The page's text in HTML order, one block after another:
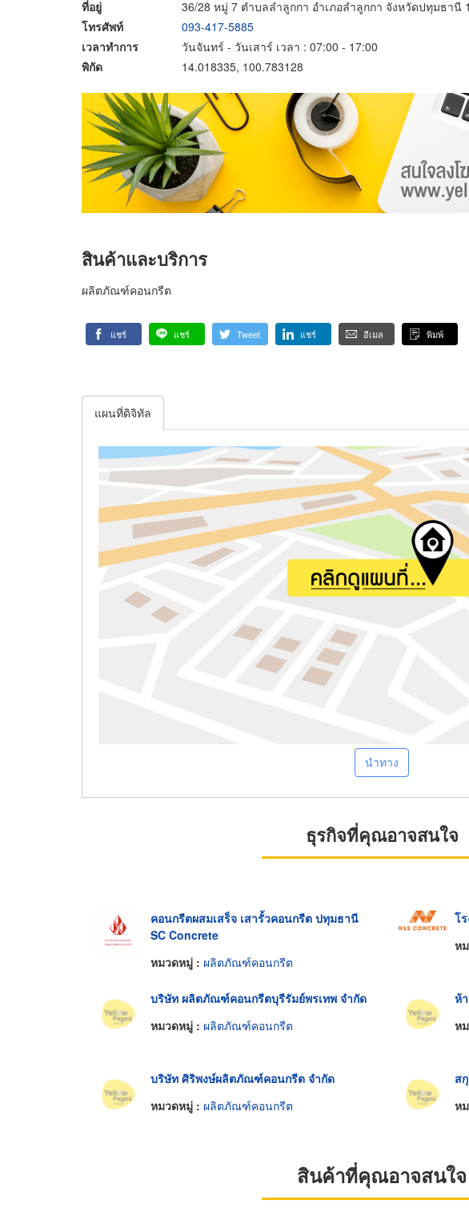
ที่อยู่
36/28 หมู่ 7 ตำบลลำลูกกา อำเภอลำลูกกา จังหวัดปทุมธานี
โทรศัพท์
093-417-5885
เวลาทำการ
วันจันทร์ - วันเสาร์ เวลา : 07:00 - 17:00
พิกัด
14.018335, 100.783128
สินค้าและบริการ
ผลิตภัณฑ์คอนกรีต
แชร์ แชร์ Tweet แชร์ อีเมล พิมพ์
แผนที่ดิจิทัล
นำทาง
ธุรกิจที่คุณอาจสนใจ
คอนกรีตผสมเสร็จ เสารั้วคอนกรีต ปทุมธานี
SC Concrete
หมวดหมู่ : ผลิตภัณฑ์คอนกรีต
โ
ห
บริษัท ผลิตภัณฑ์คอนกรีตบุรีรัมย์พรเทพ จำกัด
หมวดหมู่ : ผลิตภัณฑ์คอนกรีต
ห้
ห
บริษัท ศิริพงษ์ผลิตภัณฑ์คอนกรีต จำกัด
หมวดหมู่ : ผลิตภัณฑ์คอนกรีต
ส
ห
สินค้าที่คุณอาจสนใจ